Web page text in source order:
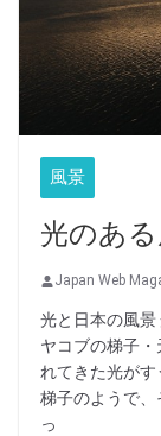
風景
光のあ
Japan Web
光と日本の風景
ヤコブの梯子
れてきた光がす
梯子のようで、
っ